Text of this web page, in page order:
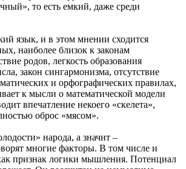
то есть емкий, даже среди
язык, и в этом мнении сходится
наиболее близок к законам
родов, легкость образования
закон сингармонизма, отсутствие
и орфографических правилах,
к мысли о математической модели
впечатление некоего «скелета»,
оброс «мясом».
народа, а значит –
многие факторы. В том числе и
признак логики мышления. Потенциал